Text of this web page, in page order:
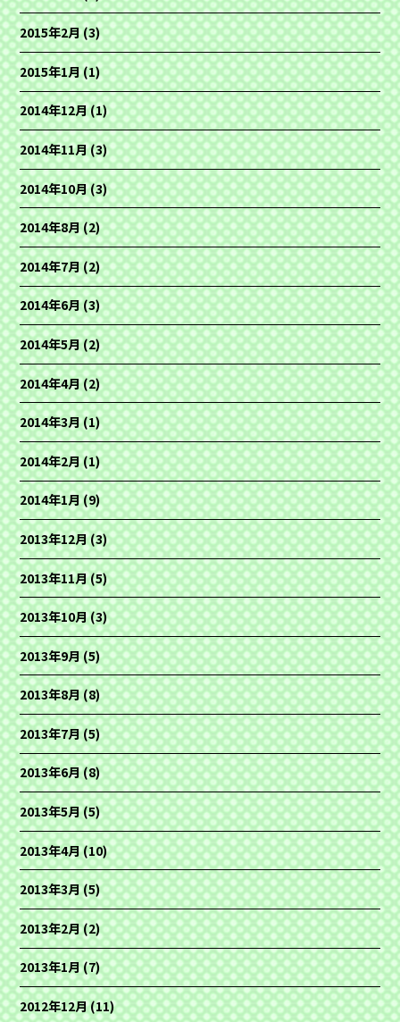
2015年2月(3)
2015年1月(1)
2014年12月(1)
2014年11月(3)
2014年10月(3)
2014年8月(2)
2014年7月(2)
2014年6月(3)
2014年5月(2)
2014年4月(2)
2014年3月(1)
2014年2月(1)
2014年1月(9)
2013年12月(3)
2013年11月(5)
2013年10月(3)
2013年9月(5)
2013年8月(8)
2013年7月(5)
2013年6月(8)
2013年5月(5)
2013年4月(10)
2013年3月(5)
2013年2月(2)
2013年1月(7)
2012年12月(11)